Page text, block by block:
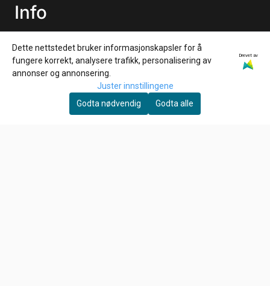
Info
Frakt og retur
Personvern
Salgsbetingelser
Nyhetsbrev
Dette nettstedet bruker informasjonskapsler for å
fungere korrekt, analysere trafikk, personalisering av
annonser og annonsering.
Drevet av
Juster innstillingene
Godta nødvendig
Godta alle